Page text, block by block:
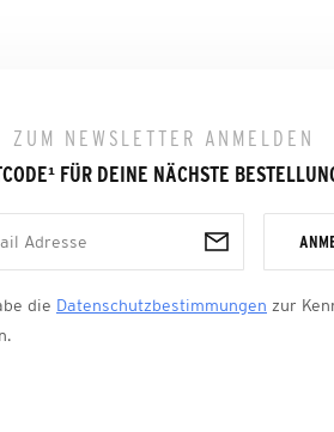
ZUM NEWSLETTER ANMELDEN
¹FÜR DEINE NÄCHSTE
die Datenschutzbestimmungen zur